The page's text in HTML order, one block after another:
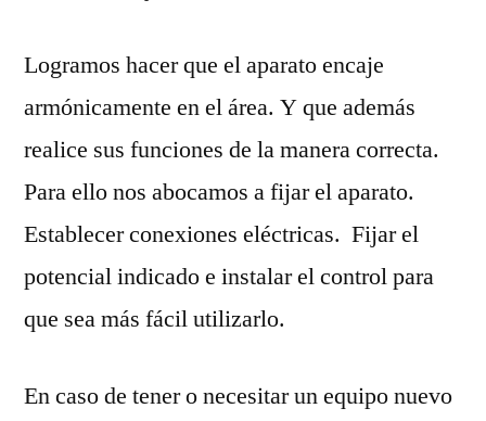
Logramos hacer que el aparato encaje
armónicamente en el área. Y que además
realice sus funciones de la manera correcta.
Para ello nos abocamos a fijar el aparato.
Establecer conexiones eléctricas. Fijar el
potencial indicado e instalar el control para
que sea más fácil utilizarlo.
En caso de tener o necesitar un equipo nuevo